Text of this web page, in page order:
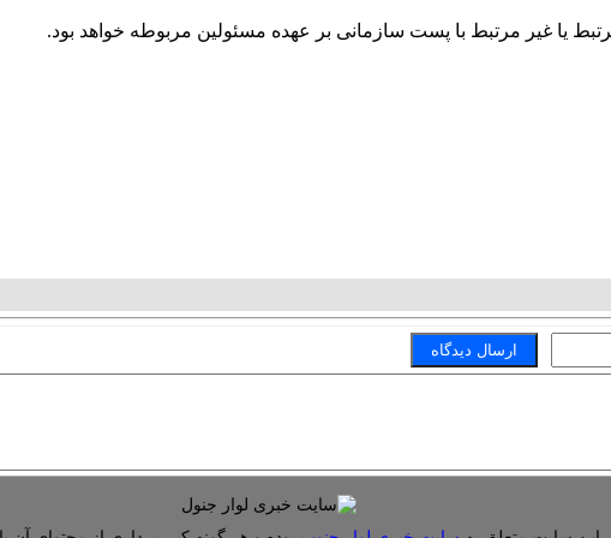
یا غیر مرتبط با پست سازمانی بر عهده مسئولین مربوطه خواهد بود.